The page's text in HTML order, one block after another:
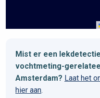
Mist er een
vochtmeting-
Amsterdam? Laat het
hier aan.